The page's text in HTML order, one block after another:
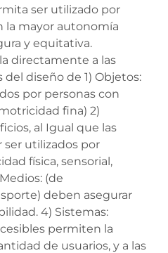
ser utilizado por
la mayor autonomía
y equitativa.
directamente a las
diseño de 1) Objetos:
por personas con
fina) 2)
al Igual que las
utilizados por
física, sensorial,
(de
deben asegurar
4) Sistemas:
permiten la
de usuarios, y a las